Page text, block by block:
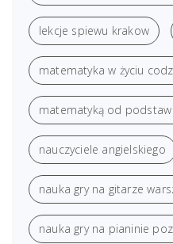
lekcje spiewu krakow
matematyka w życiu
matematyką od podstaw
nauczyciele angielskiego
nauka gry na gitarze
nauka gry na pianinie